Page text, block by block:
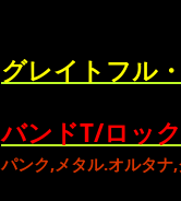
グレイトフル
バンドT/ロッ
パンク,メタル.オルタナ,